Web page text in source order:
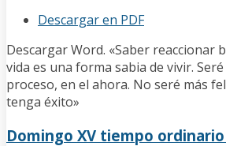
Descargar en PDF
Descargar Word. «Saber reaccionar
vida es una forma sabia de vivir.
proceso, en el ahora. No seré más
tenga éxito»
Domingo XV tiempo